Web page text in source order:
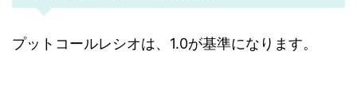
プットコールレシオは、1.0が基準になります。